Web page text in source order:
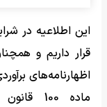
این اطلاعیه در
قرار داریم و
اظهارنامه‌های
ماده